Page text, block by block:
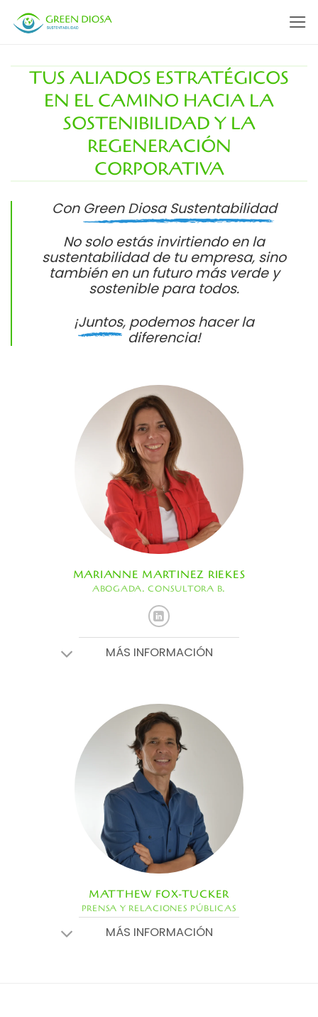
Saltar
TUS ALIADOS ESTRATÉGICOS
EN EL CAMINO HACIA LA
SOSTENIBILIDAD Y LA
REGENERACIÓN
CORPORATIVA
Con Green Diosa Sustentabilidad
No solo estás invirtiendo en la
sustentabilidad de tu empresa, sino
también en un futuro más verde y
sostenible para todos.
¡Juntos, podemos hacer la
diferencia!
MARIANNE MARTINEZ RIEKES
ABOGADA. CONSULTORA B.
MÁS INFORMACIÓN
MATTHEW FOX-TUCKER
PRENSA Y RELACIONES PÚBLICAS
MÁS INFORMACIÓN